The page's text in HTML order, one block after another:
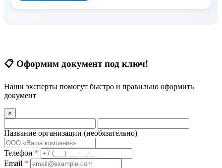
📋 Оформим документ под ключ!
Наши эксперты помогут быстро и правильно оформить
документ
×
Название организации (необязательно)
Телефон *
Email *